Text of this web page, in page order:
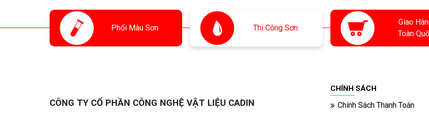
Phối Màu Sơn ThiCông Sơn
Giao
Toàn
CÔNG TY CỔ PHẦN CÔNG NGHỆ VẬT LIỆU CADIN
CHÍNH SÁCH
Chính Sách Thanh Toán